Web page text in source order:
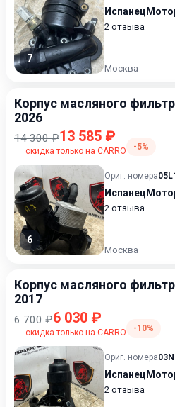
7
2 отзыва
Москва
Корпус масляного
2026
14 300 ₽13 585 ₽
скидка только на CARRO -5%
6
Ориг. номера
2 отзыва
Москва
Корпус масляного
2017
6 700 ₽6 030 ₽
скидка только на CARRO -10%
Ориг. номера
2 отзыва